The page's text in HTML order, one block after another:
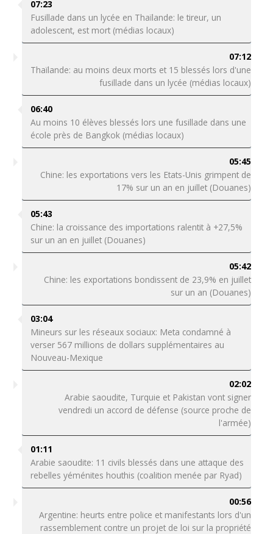
07:23
Fusillade dans un lycée en Thaïlande: le tireur, un
adolescent, est mort (médias locaux)
07:12
Thaïlande: au moins deux morts et 15 blessés lors d'une
fusillade dans un lycée (médias locaux)
06:40
Au moins 10 élèves blessés lors une fusillade dans une
école près de Bangkok (médias locaux)
05:45
Chine: les exportations vers les Etats-Unis grimpent de
17% sur un an en juillet (Douanes)
05:43
Chine: la croissance des importations ralentit à +27,5%
sur un an en juillet (Douanes)
05:42
Chine: les exportations bondissent de 23,9% en juillet
sur un an (Douanes)
03:04
Mineurs sur les réseaux sociaux: Meta condamné à
verser 567 millions de dollars supplémentaires au
Nouveau-Mexique
02:02
Arabie saoudite, Turquie et Pakistan vont signer
vendredi un accord de défense (source proche de
l'armée)
01:11
Arabie saoudite: 11 civils blessés dans une attaque des
rebelles yéménites houthis (coalition menée par Ryad)
00:56
Argentine: heurts entre police et manifestants lors d'un
rassemblement contre un projet de loi sur la propriété